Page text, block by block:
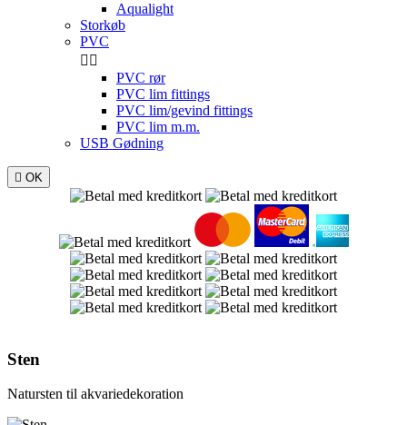
Aqualight
Storkøb
PVC
 
PVC rør
PVC lim fittings
PVC lim/gevind fittings
PVC lim m.m.
USB Gødning
 OK
Sten
Natursten til akvariedekoration